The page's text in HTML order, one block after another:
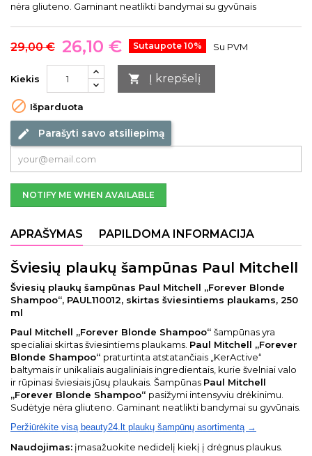
nėra gliuteno. Gaminant neatlikti bandymai su gyvūnais
29,00 € 26,10 € Sutaupote 10% Su PVM
Kiekis  Į krepšelį
 Išparduota
edit Parašyti savo atsiliepimą
NOTIFY ME WHEN AVAILABLE
APRAŠYMAS PAPILDOMA INFORMACIJA
Šviesių plaukų šampūnas Paul Mitchell
Šviesių plaukų šampūnas Paul Mitchell „Forever Blonde
Shampoo“, PAUL110012, skirtas šviesintiems plaukams, 250
ml
Paul Mitchell „Forever Blonde Shampoo“ šampūnas yra
specialiai skirtas šviesintiems plaukams. Paul Mitchell „Forever
Blonde Shampoo“ praturtinta atstatančiais „KerActive“
baltymais ir unikaliais augaliniais ingredientais, kurie švelniai valo
ir rūpinasi šviesiais jūsų plaukais. Šampūnas Paul Mitchell
„Forever Blonde Shampoo“ pasižymi intensyviu drėkinimu.
Sudėtyje nėra gliuteno. Gaminant neatlikti bandymai su gyvūnais.
Peržiūrėkite visą beauty24.lt plaukų šampūnų asortimentą →
Naudojimas: įmasažuokite nedidelį kiekį į drėgnus plaukus.